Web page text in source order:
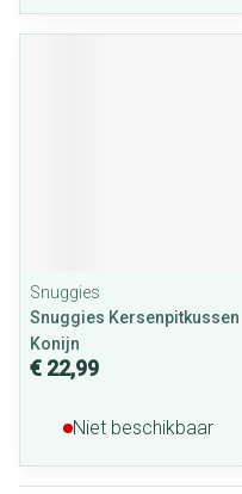
Snuggies
Snuggies Kersenpitkussen
Konijn
€ 22,99
Niet beschikbaar